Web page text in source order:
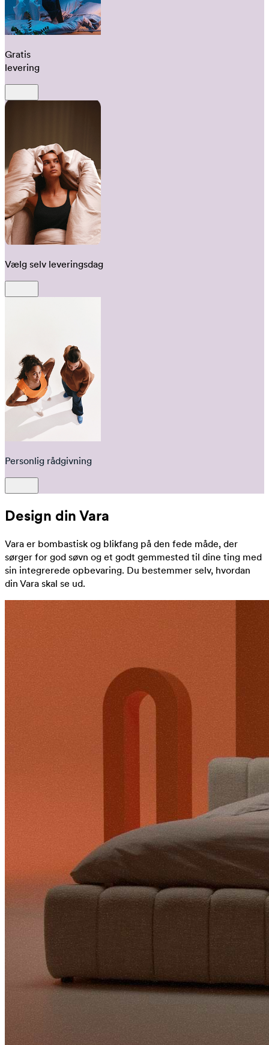
Gratis
levering
Vælg selv leveringsdag
Personlig rådgivning
Design din Vara
Vara er bombastisk og blikfang på den fede måde, der
sørger for god søvn og et godt gemmested til dine ting med
sin integrerede opbevaring. Du bestemmer selv, hvordan
din Vara skal se ud.